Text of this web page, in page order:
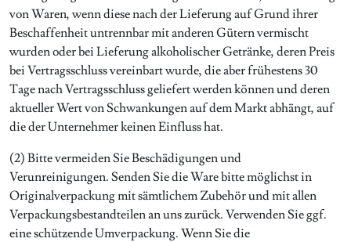
von Waren, wenn diese nach der Lieferung auf Grund ihrer
Beschaffenheit untrennbar mit anderen Gütern vermischt
wurden oder bei Lieferung alkoholischer Getränke, deren Preis
bei Vertragsschluss vereinbart wurde, die aber frühestens 30
Tage nach Vertragsschluss geliefert werden können und deren
aktueller Wert von Schwankungen auf dem Markt abhängt, auf
die der Unternehmer keinen Einfluss hat.
(2) Bitte vermeiden Sie Beschädigungen und
Verunreinigungen. Senden Sie die Ware bitte möglichst in
Originalverpackung mit sämtlichem Zubehör und mit allen
Verpackungsbestandteilen an uns zurück. Verwenden Sie ggf.
eine schützende Umverpackung. Wenn Sie die